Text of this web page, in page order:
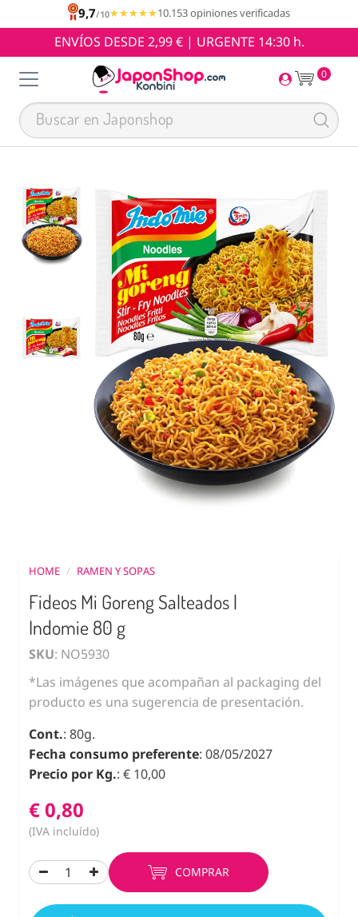
9,7/10★★★★★
★★★★★10.153 opiniones verificadas
ENVÍOS DESDE 2,99 € | URGENTE 14:30 h.
0
HOME / RAMEN Y SOPAS
Fideos Mi Goreng Salteados |
Indomie 80 g
SKU: NO5930
*Las imágenes que acompañan al packaging del
producto es una sugerencia de presentación.
Cont.: 80g.
Fecha consumo preferente: 08/05/2027
Precio por Kg.: € 10,00
€ 0,80
(IVA incluído)
COMPRAR